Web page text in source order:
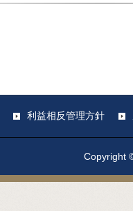
利益相反管理方針
Copyright